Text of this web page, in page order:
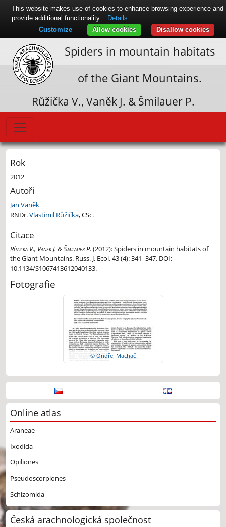
Spiders in mountain habitats
of the Giant Mountains.
Růžička V., Vaněk J. & Šmilauer P.
Rok
2012
Autoři
Jan Vaněk
RNDr.Vlastimil Růžička, CSc.
Citace
Růžička V., Vaněk J. & Šmilauer P. (2012):Spiders in mountain habitats of
the Giant Mountains. Russ. J. Ecol. 43 (4): 341–347. DOI:
10.1134/S1067413612040133.
Fotografie
© Ondřej Machač
Online atlas
Araneae
Ixodida
Opiliones
Pseudoscorpiones
Schizomida
Česká arachnologická společnost
This website makes use of cookies to enhance browsing experience and
provide additional functionality.
Details
Disallow cookies
Allow cookies
Customize